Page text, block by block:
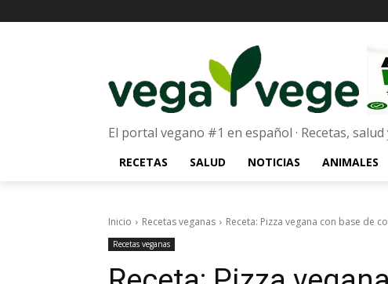
El portal vegano #1 en español · Recetas,
RECETAS SALUD NOTICIAS ANIMALES
Inicio Recetas veganas Receta: Pizza vegana con base de
Recetas veganas